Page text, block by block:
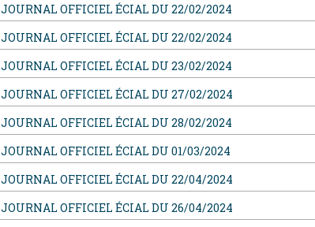
JOURNAL OFFICIEL ÉCIAL DU 22/02/2024
JOURNAL OFFICIEL ÉCIAL DU 22/02/2024
JOURNAL OFFICIEL ÉCIAL DU 23/02/2024
JOURNAL OFFICIEL ÉCIAL DU 27/02/2024
JOURNAL OFFICIEL ÉCIAL DU 28/02/2024
JOURNAL OFFICIEL ÉCIAL DU 01/03/2024
JOURNAL OFFICIEL ÉCIAL DU 22/04/2024
JOURNAL OFFICIEL ÉCIAL DU 26/04/2024